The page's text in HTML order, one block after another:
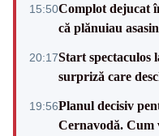
15:50Complot dejucat
că plănuiau
20:17Start
surpriză care
19:56Planul decisiv
Cernavodă. Cum